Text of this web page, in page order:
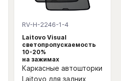
RV-H-2246-1-4
Laitovo Visual
светопропускаемость
10-20%
на зажимах
Каркасные автошторки
Laitovo для задних